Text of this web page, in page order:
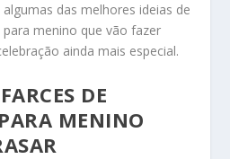
das melhores ideias de
menino que vão fazer
ainda mais especial.
DE
MENINO